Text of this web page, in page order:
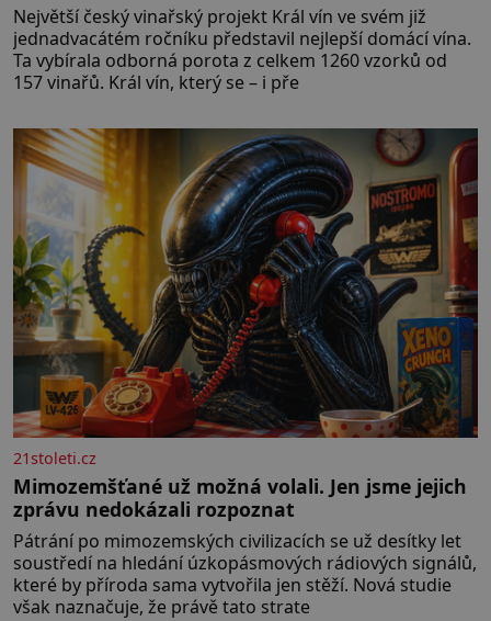
Největší český vinařský projekt Král vín ve svém již
jednadvacátém ročníku představil nejlepší domácí vína.
Ta vybírala odborná porota z celkem 1260 vzorků od
157 vinařů. Král vín, který se – i pře
21stoleti.cz
Mimozemšťané už možná volali. Jen jsme jejich
zprávu nedokázali rozpoznat
Pátrání po mimozemských civilizacích se už desítky let
soustředí na hledání úzkopásmových rádiových signálů,
které by příroda sama vytvořila jen stěží. Nová studie
však naznačuje, že právě tato strate